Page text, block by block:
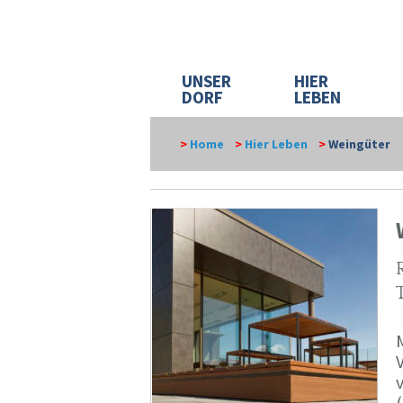
UNSER
DORF
HIER
LEBEN
> Home > Hier Leben >Weingüter